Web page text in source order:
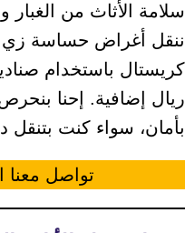
سلامة الأثاث من الغبار
ننقل أغراض حساسة زي
ريال إضافية. إحنا
بأمان، سواء كنت
تواصل معنا